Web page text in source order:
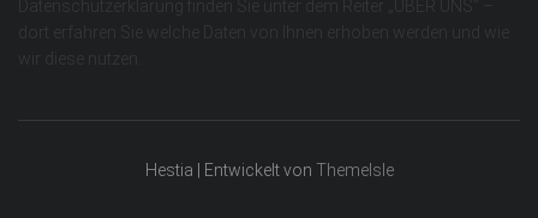
Datenschutzerklärung finden Sie unter dem Reiter „ÜBER UNS“ –
dort erfahren Sie welche Daten von Ihnen erhoben werden und wie
wir diese nutzen.
Hestia | Entwickelt von ThemeIsle